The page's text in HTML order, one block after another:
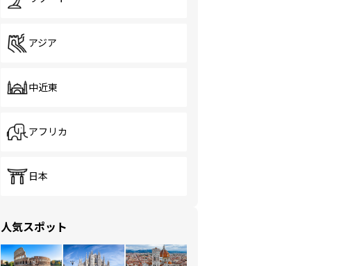
アジア
中近東
アフリカ
日本
人気スポット